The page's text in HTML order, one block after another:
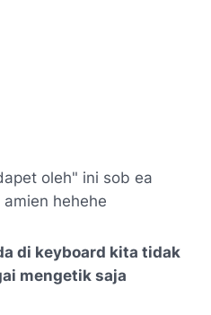
oleh" ini sob ea
hehehe
di keyboard kita tidak
mengetik saja